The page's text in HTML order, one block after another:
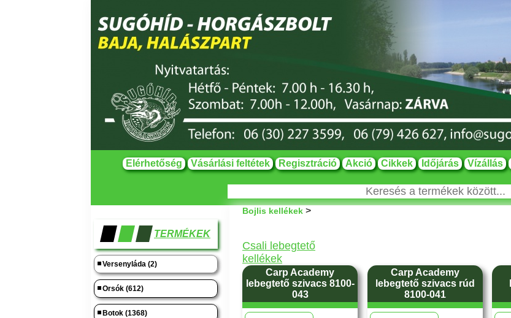
Elérhetőség Vásárlási feltétek Regisztráció Akció Cikkek Időjárás Vízállás
TERMÉKEK
Versenyláda (2)
Orsók (612)
Botok (1368)
Bojlis kellékek >
Csali lebegtető
kellékek
Carp Academy
lebegtető szivacs 8100-
043
Carp Academy
lebegtető szivacs rúd
8100-041